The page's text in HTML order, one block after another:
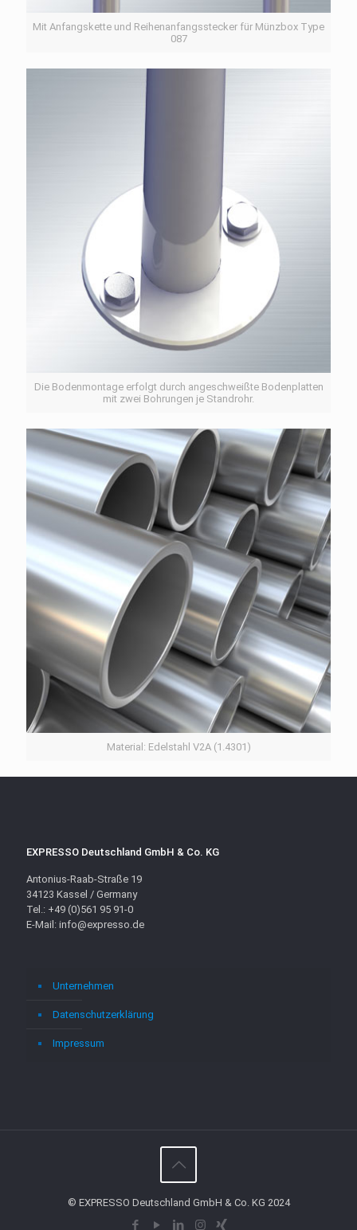
Mit Anfangskette und Reihenanfangsstecker für Münzbox Type
087
Die Bodenmontage erfolgt durch angeschweißte Bodenplatten
mit zwei Bohrungen je Standrohr.
Material: Edelstahl V2A (1.4301)
EXPRESSO Deutschland GmbH & Co. KG
Antonius-Raab-Straße 19
34123 Kassel / Germany
Tel.: +49 (0)561 95 91-0
E-Mail: info@expresso.de
Unternehmen
Datenschutzerklärung
Impressum
© EXPRESSO Deutschland GmbH & Co. KG 2024